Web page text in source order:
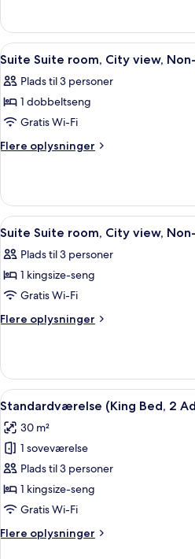
smoking
Standard
Twin
Twin
Room,
Non-
Standard
Twin
Indlæs
alle
billeder
af
Suite
Suite
view,
Non-
smoking
(Loft
Suite)
5
Suite Suite room, City view,
Plads til 3 personer
1 dobbeltseng
Gratis Wi-Fi
Flere oplysninger
Flere
Suite
room,
City
Non-
smoking
Suite)
Indlæs
alle
billeder
af
Suite
Suite
view,
Non-
smoking
(Ace
Suite)
Et
6
Suite Suite room, City view,
Plads til 3 personer
1 kingsize-seng
Gratis Wi-Fi
Flere oplysninger
Flere
Suite
room,
City
Non-
smoking
Suite)
Indlæs
alle
billeder
af
Standardværelse
(King
Bed,
Adults
Et
6
Standardværelse (King Bed, 2
30 m²
1 soveværelse
Plads til 3 personer
1 kingsize-seng
Gratis Wi-Fi
Flere oplysninger
Flere